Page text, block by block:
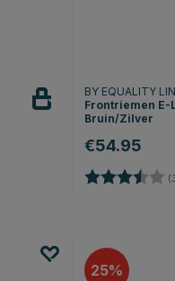
BY EQUALITY
Frontriemen E-
Bruin/Zilver
€54.95
Beoordeling:
25